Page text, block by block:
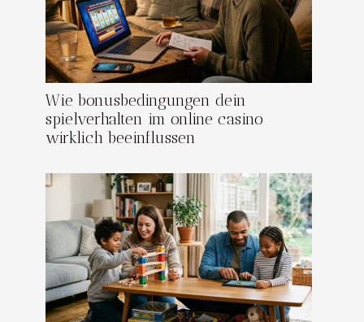
Wie bonusbedingungen dein
spielverhalten im online casino
wirklich beeinflussen